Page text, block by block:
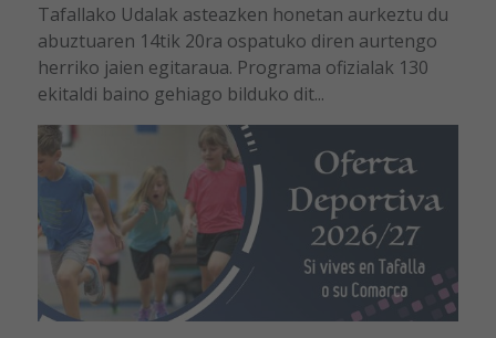
Tafallako Udalak asteazken honetan aurkeztu du
abuztuaren 14tik 20ra ospatuko diren aurtengo
herriko jaien egitaraua. Programa ofizialak 130
ekitaldi baino gehiago bilduko dit...